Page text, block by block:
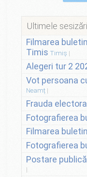
Ultimele sesizări
Filmarea
Timis Timiș
Alegeri tur 2
Vot persoana
Neamț
Frauda
Fotografierea
Filmarea
Fotografierea
Postare